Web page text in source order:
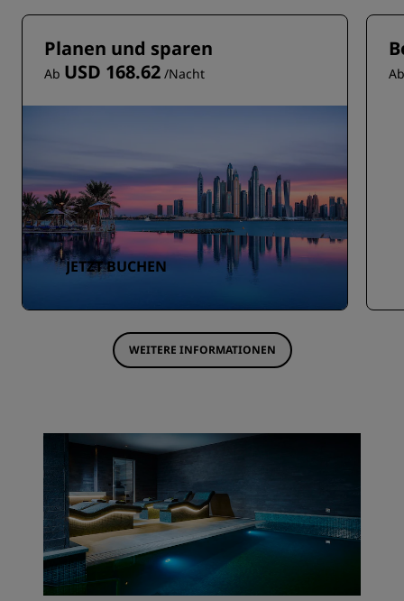
Planen und sparen
Ab USD 168.62 /Nacht
JETZT BUCHEN
WEITERE INFORMATIONEN